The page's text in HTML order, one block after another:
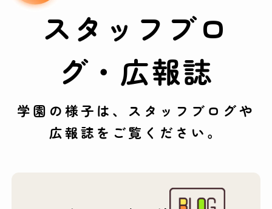
スタッフブロ
グ・広報誌
学園の様子は、スタッフブログや
広報誌をご覧ください。